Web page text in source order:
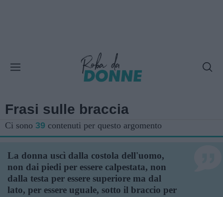
Frasi sulle braccia
Ci sono 39 contenuti per questo argomento
La donna uscì dalla costola dell'uomo,
non dai piedi per essere calpestata, non
dalla testa per essere superiore ma dal
lato, per essere uguale, sotto il braccio per